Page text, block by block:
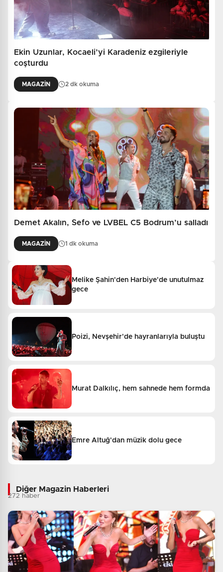
Ekin Uzunlar, Kocaeli’yi Karadeniz ezgileriyle
coşturdu
MAGAZİN 2 dk okuma
Demet Akalın, Sefo ve LVBEL C5 Bodrum’u salladı
MAGAZİN 1 dk okuma
Melike Şahin'den Harbiye'de unutulmaz
gece
Poizi, Nevşehir'de hayranlarıyla buluştu
Murat Dalkılıç, hem sahnede hem formda
Emre Altuğ'dan müzik dolu gece
Diğer Magazin Haberleri
272 haber